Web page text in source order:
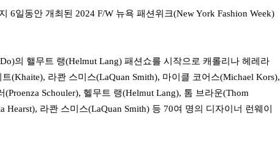
6일동안 개최된 2024 F/W 뉴욕 패션위크(New York Fashion Week)
의 핼무트 랭(Helmut Lang) 패션쇼를 시작으로 캐롤리나 헤레라
(Khaite), 라콴 스미스(LaQuan Smith), 마이클 코어스(Michael Kors),
Schouler), 헬무트 랭(Helmut Lang), 톰 브라운(Thom
Hearst), 라콴 스미스(LaQuan Smith) 등 70여 명의 디자이너 런웨이